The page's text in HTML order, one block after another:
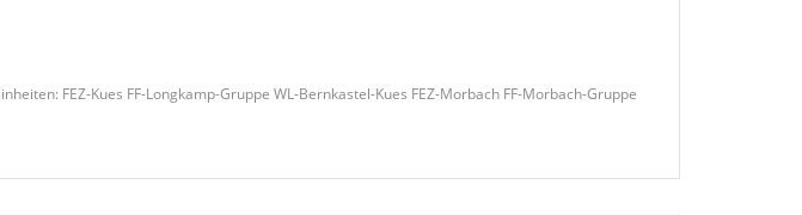
FEZ-Kues FF-Longkamp-Gruppe WL-Bernkastel-Kues FEZ-Morbach FF-Morbach-Gruppe